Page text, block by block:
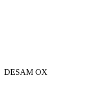
DESAM OX